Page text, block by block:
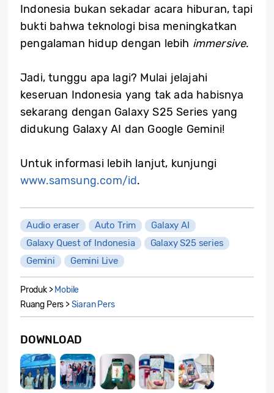
Indonesia bukan sekadar acara hiburan, tapi
bukti bahwa teknologi bisa meningkatkan
pengalaman hidup dengan lebih immersive.
Jadi, tunggu apa lagi? Mulai jelajahi
keseruan Indonesia yang tak ada habisnya
sekarang dengan Galaxy S25 Series yang
didukung Galaxy AI dan Google Gemini!
Untuk informasi lebih lanjut, kunjungi
www.samsung.com/id.
Audio eraser Auto Trim
Galaxy AI
Galaxy Quest of Indonesia
Galaxy S25 series
Gemini
Gemini Live
Produk > Mobile
Ruang Pers >Siaran Pers
DOWNLOAD